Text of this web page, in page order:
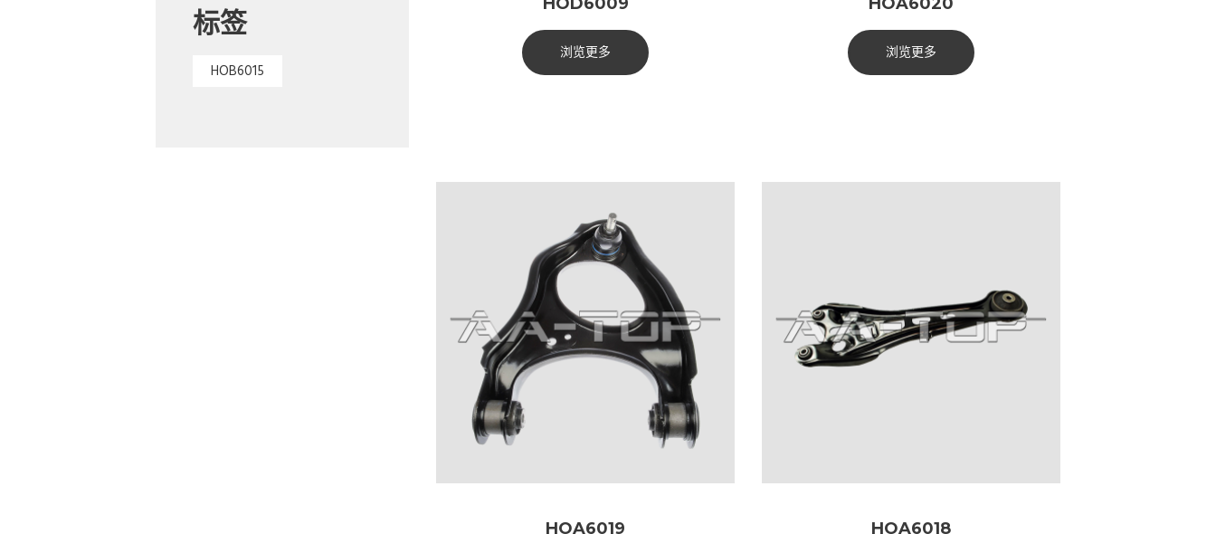
浏览更多 浏览更多
HOA6019 HOA6018
标签
HOB6015